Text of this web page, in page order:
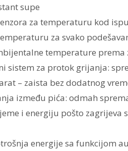
supe
za temperaturu kod
za svako
temperature prema
sistem za protok grijanja:
– zaista bez dodatnog
između pića: odmah
i energiju pošto zagrijeva
energije sa funkcijom